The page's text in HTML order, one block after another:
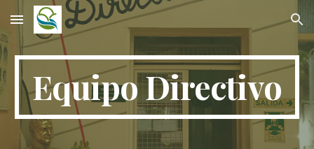
Skip to main content Skip to navigation
Equipo Directivo